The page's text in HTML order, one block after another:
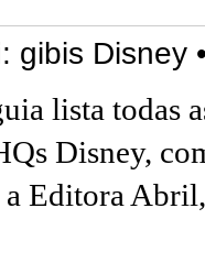
: gibis Disney
lista todas
Disney,
a Editora